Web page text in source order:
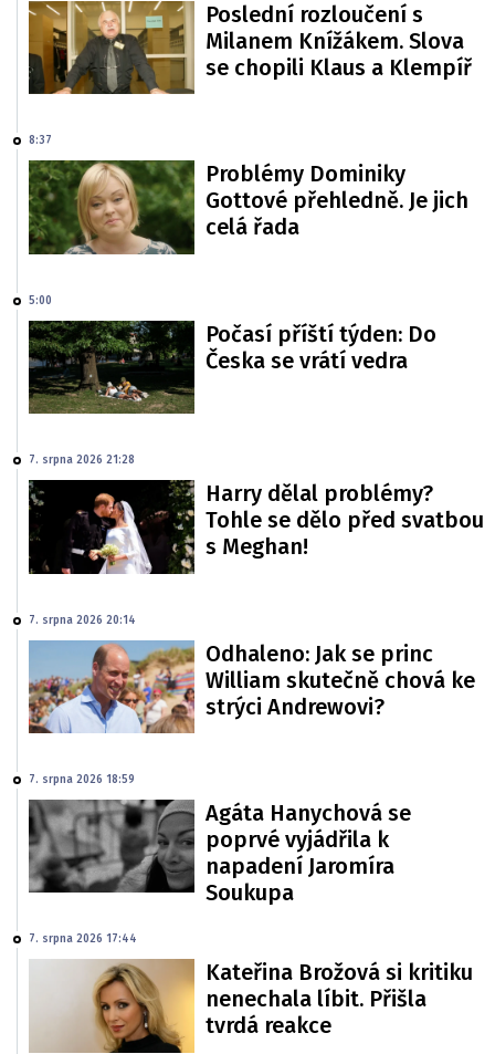
Poslední rozloučení s
Milanem Knížákem. Slova
se chopili Klaus a Klempíř
8:37
Problémy Dominiky
Gottové přehledně. Je jich
celá řada
5:00
Počasí příští týden: Do
Česka se vrátí vedra
7. srpna 2026 21:28
Harry dělal problémy?
Tohle se dělo před svatbou
s Meghan!
7. srpna 2026 20:14
Odhaleno: Jak se princ
William skutečně chová ke
strýci Andrewovi?
7. srpna 2026 18:59
Agáta Hanychová se
poprvé vyjádřila k
napadení Jaromíra
Soukupa
7. srpna 2026 17:44
Kateřina Brožová si kritiku
nenechala líbit. Přišla
tvrdá reakce